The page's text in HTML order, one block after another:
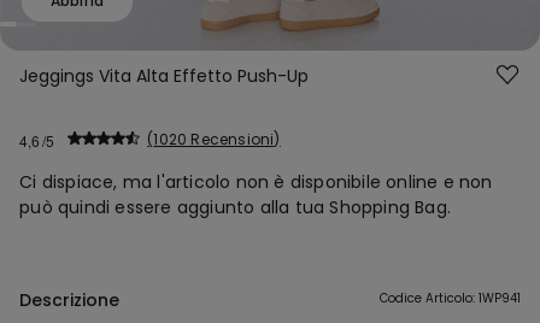
Jeggings Vita Alta Effetto Push-Up
4,6 1020 Recensioni
Ci dispiace, ma l'articolo non è disponibile online e non
può quindi essere aggiunto alla tua Shopping Bag.
Descrizione Codice Articolo: 1WP941